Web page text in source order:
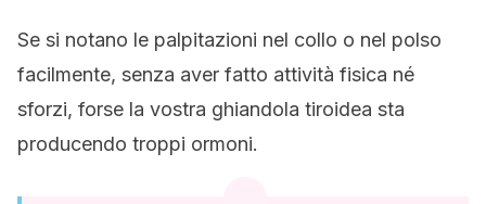
Se si notano le palpitazioni nel collo o nel polso
facilmente, senza aver fatto attività fisica né
sforzi, forse la vostra ghiandola tiroidea sta
producendo troppi ormoni.